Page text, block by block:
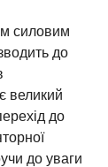
силовим
до
великий
до
до уваги